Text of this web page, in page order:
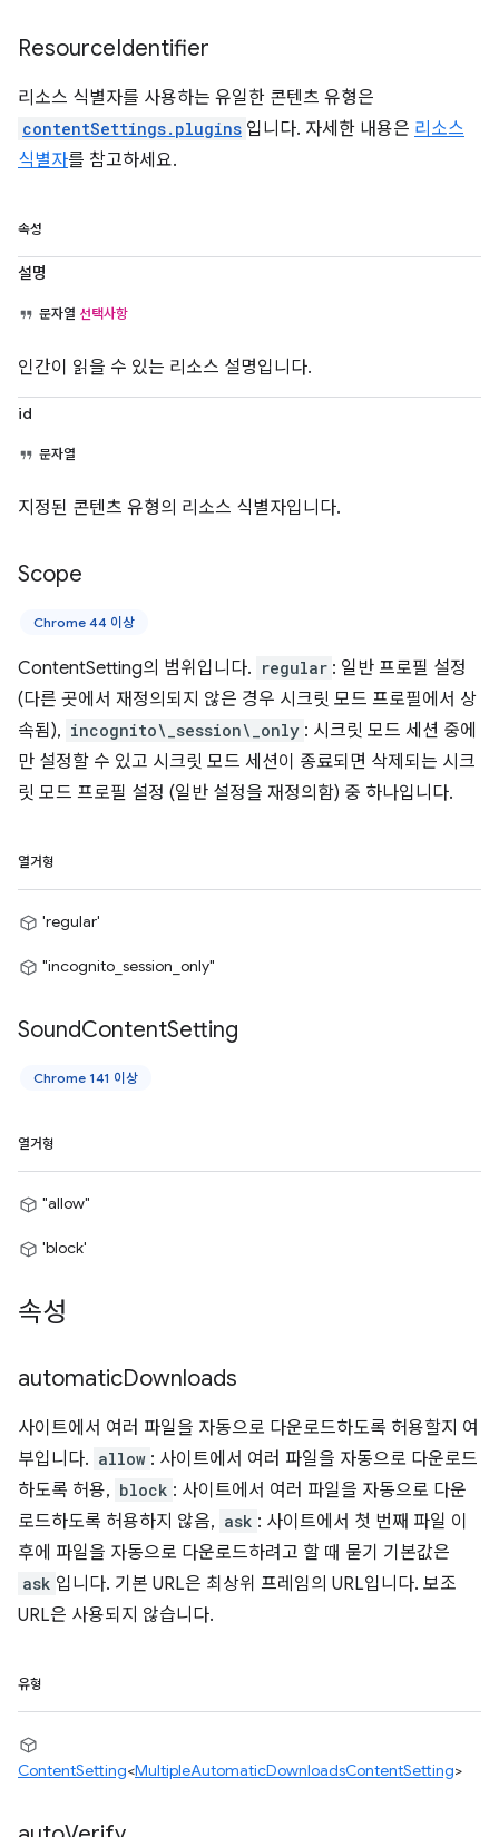
ResourceIdentifier
리소스 식별자를 사용하는 유일한 콘텐츠 유형은
contentSettings.plugins 입니다. 자세한 내용은 리소스
식별자를 참고하세요.
속성
설명
문자열 선택사항
인간이 읽을 수 있는 리소스 설명입니다.
id
문자열
지정된 콘텐츠 유형의 리소스 식별자입니다.
Scope
Chrome 44 이상
ContentSetting의 범위입니다. regular : 일반 프로필 설정
(다른 곳에서 재정의되지 않은 경우 시크릿 모드 프로필에서 상
속됨), incognito\_session\_only : 시크릿 모드 세션 중에
만 설정할 수 있고 시크릿 모드 세션이 종료되면 삭제되는 시크
릿 모드 프로필 설정 (일반 설정을 재정의함) 중 하나입니다.
열거형
'regular'
"incognito_session_only"
SoundContentSetting
Chrome 141 이상
열거형
"allow"
'block'
속성
automaticDownloads
사이트에서 여러 파일을 자동으로 다운로드하도록 허용할지 여
부입니다. allow : 사이트에서 여러 파일을 자동으로 다운로드
하도록 허용, block : 사이트에서 여러 파일을 자동으로 다운
로드하도록 허용하지 않음, ask : 사이트에서 첫 번째 파일 이
후에 파일을 자동으로 다운로드하려고 할 때 묻기 기본값은
ask 입니다. 기본 URL은 최상위 프레임의 URL입니다. 보조
URL은 사용되지 않습니다.
유형
ContentSetting<MultipleAutomaticDownloadsContentSetting>